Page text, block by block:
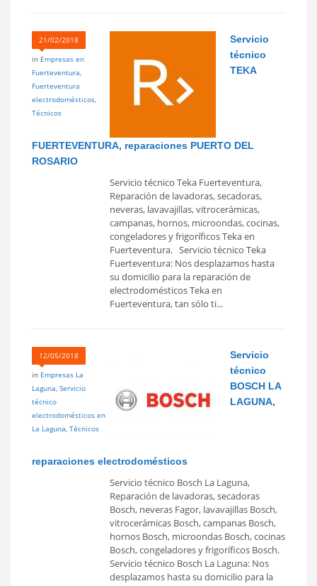
21/02/2018
in Empresas en
Fuerteventura,
Fuerteventura
electrodomésticos,
Técnicos
Servicio
técnico
TEKA
FUERTEVENTURA, reparaciones PUERTO DEL
ROSARIO
Servicio técnico Teka Fuerteventura,
Reparación de lavadoras, secadoras,
neveras, lavavajillas, vitrocerámicas,
campanas, hornos, microondas, cocinas,
congeladores y frigoríficos Teka en
Fuerteventura. Servicio técnico Teka
Fuerteventura: Nos desplazamos hasta
su domicilio para la reparación de
electrodomésticos Teka en
Fuerteventura, tan sólo ti...
12/05/2018
in Empresas La
Laguna, Servicio
técnico
electrodomésticos en
La Laguna, Técnicos
Servicio
técnico
BOSCH LA
LAGUNA,
reparaciones electrodomésticos
Servicio técnico Bosch La Laguna,
Reparación de lavadoras, secadoras
Bosch, neveras Fagor, lavavajillas Bosch,
vitrocerámicas Bosch, campanas Bosch,
hornos Bosch, microondas Bosch, cocinas
Bosch, congeladores y frigoríficos Bosch.
Servicio técnico Bosch La Laguna: Nos
desplazamos hasta su domicilio para la